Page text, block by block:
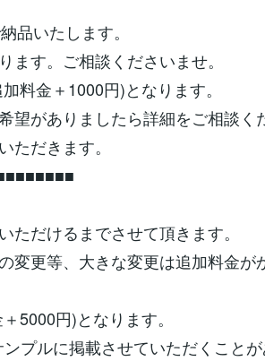
品いたします。
ます。ご相談くださいませ。
料金＋1000円)となります。
望がありましたら詳細をご相談く
ただきます。
ただけるまでさせて頂きます。
変更等、大きな変更は追加料金が
5000円)となります。
プルに掲載させていただくことが